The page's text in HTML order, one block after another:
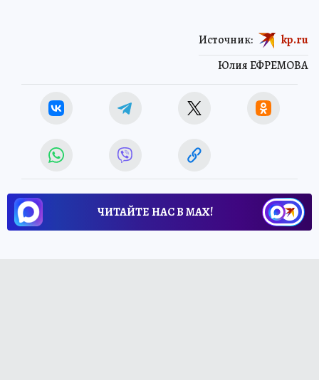
Юлия ЕФРЕМОВА
Источник: kp.ru
ЧИТАЙТЕ НАС В МАХ!